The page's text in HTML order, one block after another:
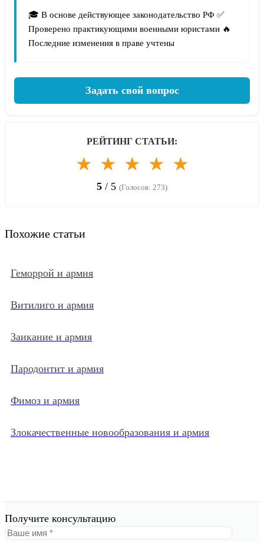
🎓 В основе действующее законодательство РФ ✅
Проверено практикующими военными юристами 🔥
Последние изменения в праве учтены
Задать свой вопрос
РЕЙТИНГ СТАТЬИ:
★ ★ ★ ★ ★
5 / 5 (Голосов: 273)
Похожие статьи
Геморрой и армия
Витилиго и армия
Заикание и армия
Пародонтит и армия
Фимоз и армия
Злокачественные новообразования и армия
Получите консультацию